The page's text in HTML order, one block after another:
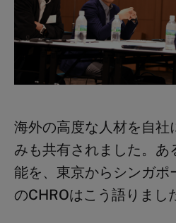
海外の高度な人材を自社
みも共有されました。あ
能を、東京からシンガポ
のCHROはこう語りまし